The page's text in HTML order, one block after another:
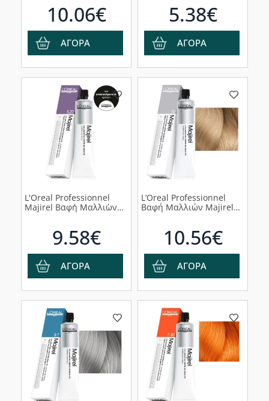
10.06€
ΑΓΟΡΑ
5.38€
ΑΓΟΡΑ
L'Oreal Professionnel
Majirel Βαφ΄η Μαλλι΄ων
9.58€
ΑΓΟΡΑ
L’Oreal Professionnel
Βαφή Μαλλιών Majirel
10.56€
ΑΓΟΡΑ